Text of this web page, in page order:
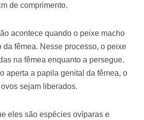
de comprimento.
acontece quando o peixe macho
da fêmea. Nesse processo, o peixe
na fêmea enquanto a persegue.
aperta a papila genital da fêmea, o
sejam liberados.
eles são espécies ovíparas e